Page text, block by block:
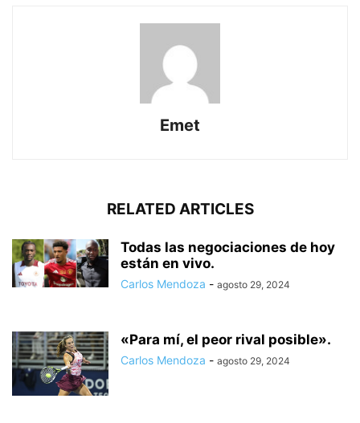
Emet
RELATED ARTICLES
Todas las negociaciones de hoy
están en vivo.
Carlos Mendoza - agosto 29, 2024
«Para mí, el peor rival posible».
Carlos Mendoza - agosto 29, 2024